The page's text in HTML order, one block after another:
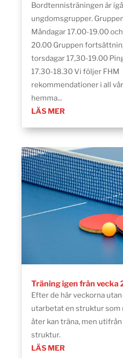
Bordtennisträningen är
ungdomsgrupper.
Måndagar 17.00-19.00
20.00 Gruppen
torsdagar 17,30-19.00
17.30-18.30 Vi följer FHM
rekommendationer i all
hemma...
LÄS MER
Träning igen från vecka
Efter de här veckorna
utarbetat en struktur som
åter kan träna, men
struktur.
LÄS MER